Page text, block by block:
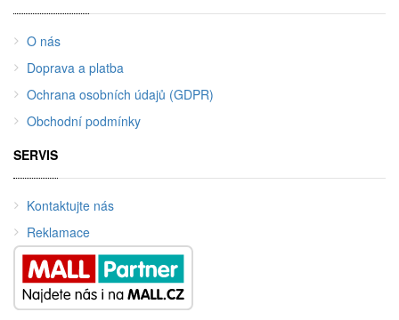
O nás
Doprava a platba
Ochrana osobních údajů (GDPR)
Obchodní podmínky
SERVIS
Kontaktujte nás
Reklamace